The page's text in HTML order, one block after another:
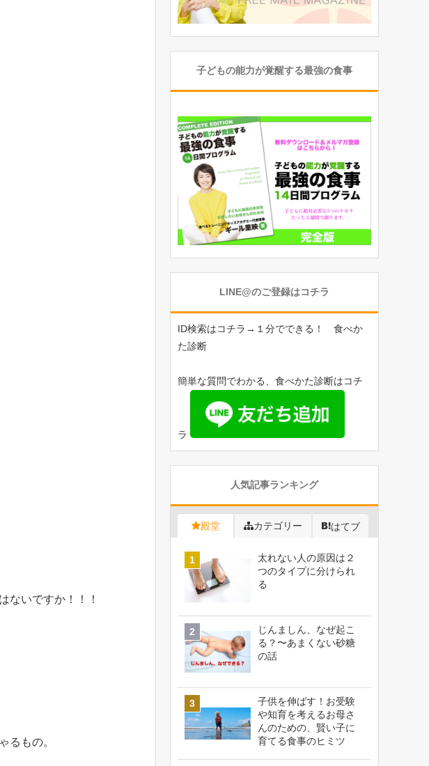
ないですか！！！
るもの。
子どもの能力が覚醒する最強の食事
LINE@のご登録はコチラ
ID検索はコチラ→１分でできる！ 食べか
た診断
簡単な質問でわかる、食べかた診断はコチ
ラ
人気記事ランキング
殿堂 カテゴリー はてブ
太れない人の原因は２
つのタイプに分けられ
る
じんましん、なぜ起こ
る？〜あまくない砂糖
の話
子供を伸ばす！お受験
や知育を考えるお母さ
んのための、賢い子に
育てる食事のヒミツ